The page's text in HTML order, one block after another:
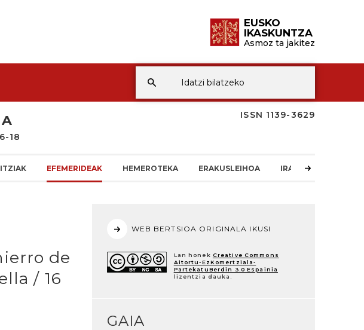
EUSKO
IKASKUNTZA
Asmoz ta jakitez
ISSN 1139-3629
18
EFEMERIDEAK HEMEROTEKA ERAKUSLEIHOA IRAKURLEAREN
de
/ 16
WEB BERTSIOA ORIGINALA IKUSI
Lan honek Creative Commons
Aitortu-EzKomertziala-
PartekatuBerdin 3.0 Espainia
lizentzia dauka.
GAIA